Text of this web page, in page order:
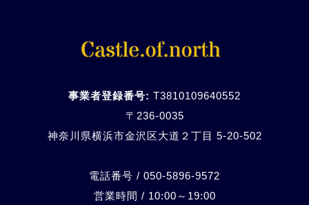
事業者登録番号: T3810109640552
〒236-0035
神奈川県横浜市金沢区大道２丁目 5-20-502
電話番号 / 050-5896-9572
営業時間 / 10:00～19:00